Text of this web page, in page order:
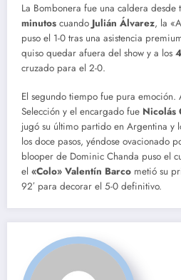
La Bombonera fue una caldera desde
minutos cuando Julián Álvarez, la
puso el 1-0 tras una asistencia
quiso quedar afuera del show y a los
cruzado para el 2-0.
El segundo tiempo fue pura emoción.
Selección y el encargado fue Nicolás
jugó su último partido en Argentina y
los doce pasos, yéndose ovacionado
blooper de Dominic Chanda puso el
el «Colo» Valentín Barco metió su
92′ para decorar el 5-0 definitivo.